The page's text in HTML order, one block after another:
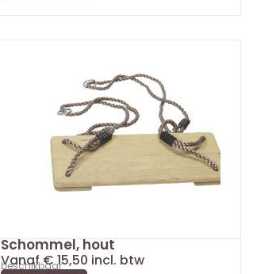
Schommel, hout
Vanaf€15,50 incl. btw
beschikbaar